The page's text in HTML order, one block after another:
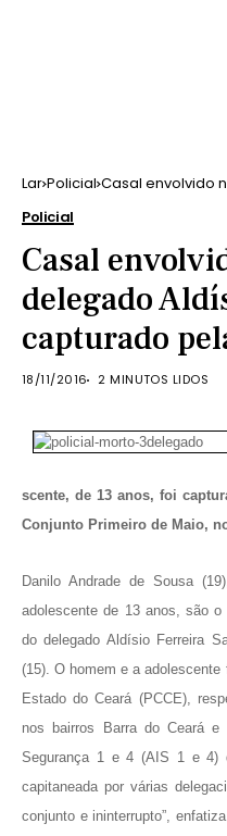
Lar Policial Casal envolvido
Policial
Casal
delegado
capturado
18/11/2016 2 MINUTOS LIDOS
scente, de 13 anos, foi
Conjunto Primeiro de Maio,
Danilo Andrade de Sousa
adolescente de 13 anos, são
do delegado Aldísio Ferreira
(15). O homem e a
Estado do Ceará (PCCE),
nos bairros Barra do Ceará
Segurança 1 e 4 (AIS 1 e 4)
capitaneada por várias
conjunto e ininterrupto”,